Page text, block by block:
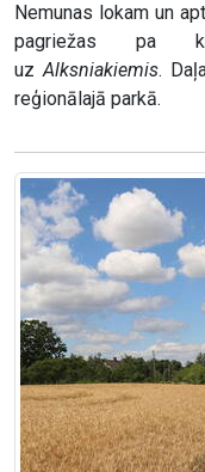
Nemunas lokam un
pagriežas pa
uzAlksniakiemis.
reģionālajā parkā.